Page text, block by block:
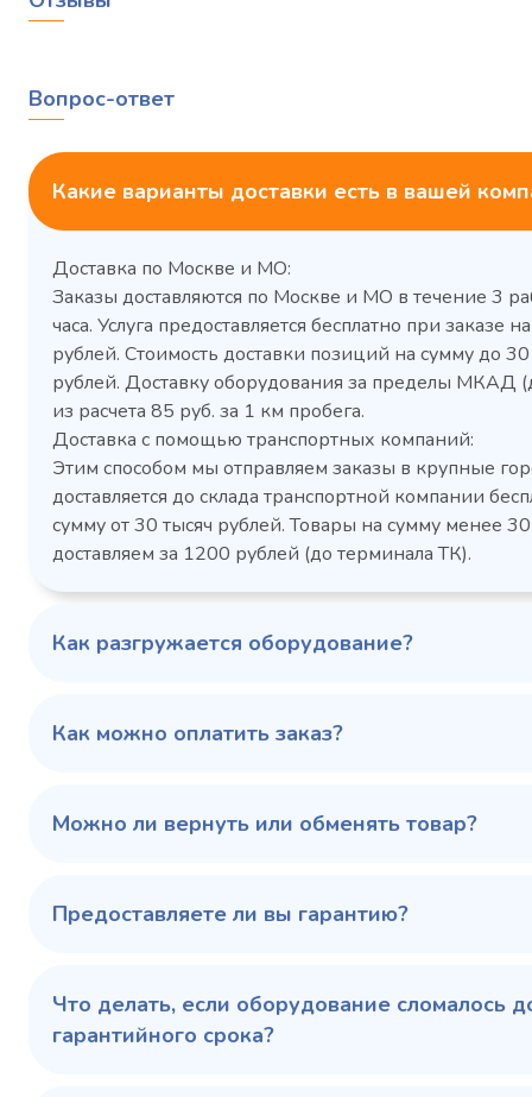
Холодильный шкаф Polair
CM105-G из нержавеющей
стали
Расход
электроэнергии за
сутки, кВт/ч, не
3,5
размеры (Д х Ш х В),
режим, °C
100 343 ₽ ✓ В наличии
TM2-G
Артикул
размеры
мм
Серия
102
Вопрос-ответ
Какие варианты доставки есть в вашей
Доставка по Москве и МО:
Заказы доставляются по Москве и МО в течение 3
часа. Услуга предоставляется бесплатно при заказе
рублей. Стоимость доставки позиций на сумму до
рублей. Доставку оборудования за пределы МКАД
из расчета 85 руб. за 1 км пробега.
Доставка с помощью транспортных компаний:
Этим способом мы отправляем заказы в крупные
доставляется до склада транспортной компании
сумму от 30 тысяч рублей. Товары на сумму менее
доставляем за 1200 рублей (до терминала ТК).
Как разгружается оборудование?
Как можно оплатить заказ?
Можно ли вернуть или обменять товар?
Предоставляете ли вы гарантию?
Что делать, если оборудование сломалось
гарантийного срока?